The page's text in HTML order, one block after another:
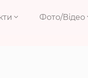
Фото/Відео